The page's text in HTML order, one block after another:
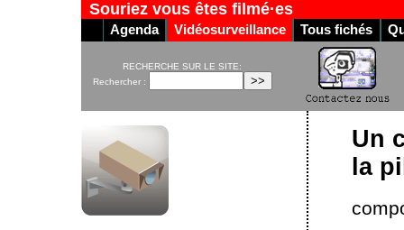
Souriez vous êtes filmé·es
Agenda Vidéosurveillance Tous fichés
RECHERCHE SUR LE SITE:
Rechercher :
Un
la